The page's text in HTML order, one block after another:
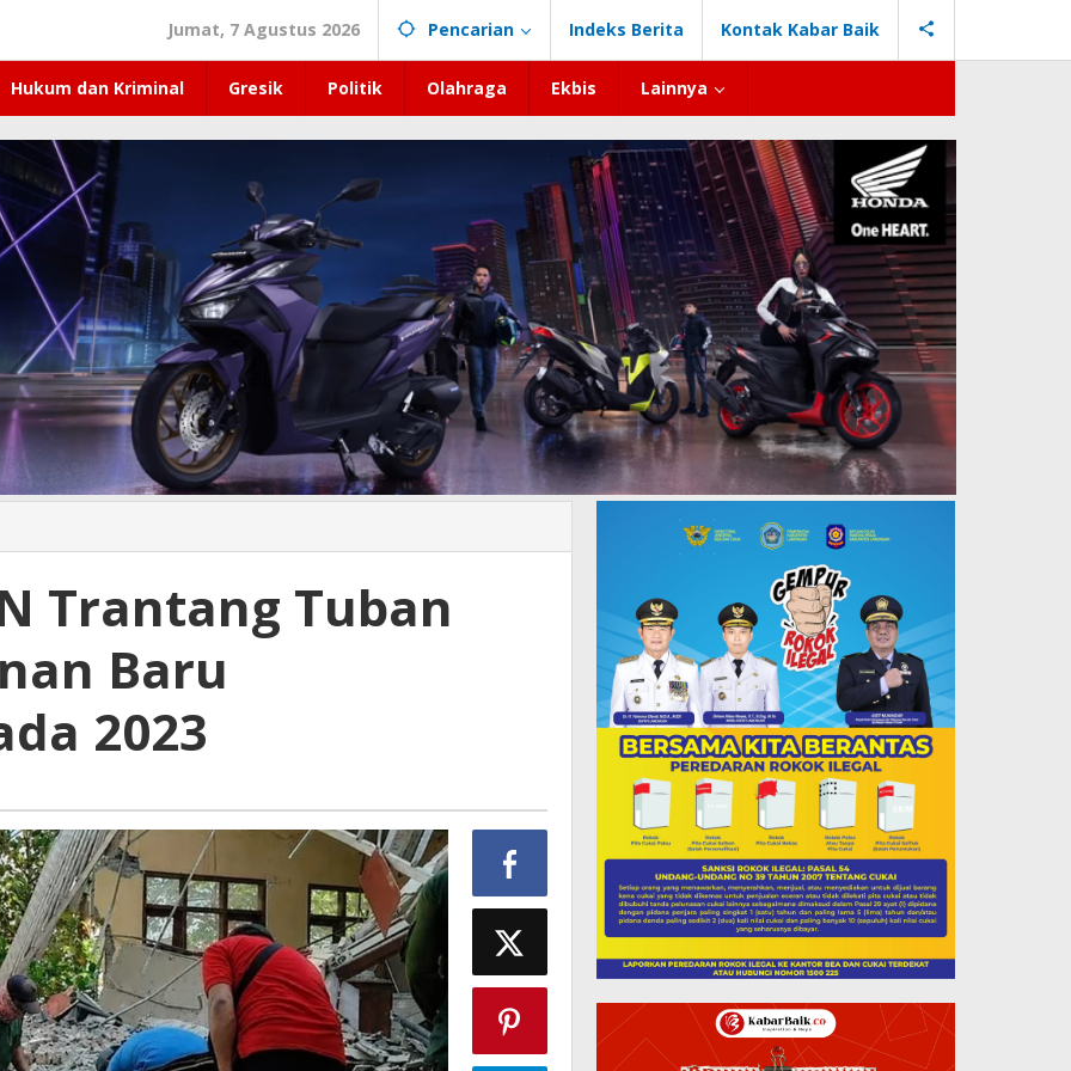
Jumat, 7 Agustus 2026 Pencarian Indeks Berita Kontak Kabar Baik
Hukum dan Kriminal Gresik Politik Olahraga Ekbis Lainnya
Trantang Tuban
Baru
2023